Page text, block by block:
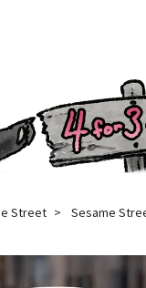
Street Sesame